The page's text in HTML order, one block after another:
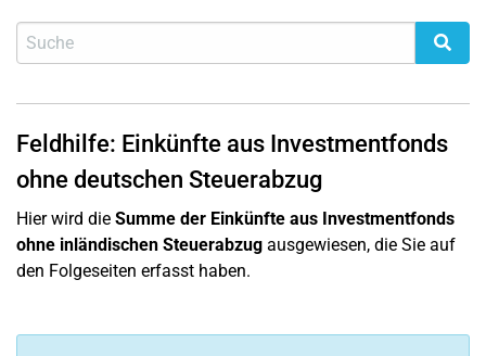
Feldhilfe: Einkünfte aus Investmentfonds
ohne deutschen Steuerabzug
Hier wird die Summe der Einkünfte aus Investmentfonds
ohne inländischen Steuerabzug ausgewiesen, die Sie auf
den Folgeseiten erfasst haben.